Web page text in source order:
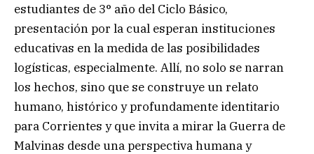
estudiantes de 3° año del Ciclo Básico,
presentación por la cual esperan instituciones
educativas en la medida de las posibilidades
logísticas, especialmente. Allí, no solo se narran
los hechos, sino que se construye un relato
humano, histórico y profundamente identitario
para Corrientes y que invita a mirar la Guerra de
Malvinas desde una perspectiva humana y